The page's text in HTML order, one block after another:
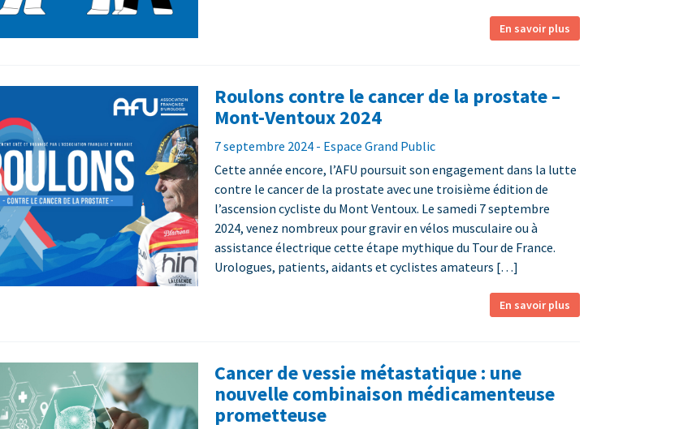
En savoir plus
Roulons contre le cancer de la prostate –
Mont-Ventoux 2024
7 septembre 2024 - Espace Grand Public
Cette année encore, l’AFU poursuit son engagement dans la lutte
contre le cancer de la prostate avec une troisième édition de
l’ascension cycliste du Mont Ventoux. Le samedi 7 septembre
2024, venez nombreux pour gravir en vélos musculaire ou à
assistance électrique cette étape mythique du Tour de France.
Urologues, patients, aidants et cyclistes amateurs […]
En savoir plus
Cancer de vessie métastatique : une
nouvelle combinaison médicamenteuse
prometteuse